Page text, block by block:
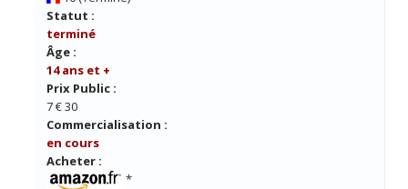
Statut :
terminé
Âge :
14 ans et +
Prix Public :
7 € 30
Commercialisation :
en cours
Acheter :
*